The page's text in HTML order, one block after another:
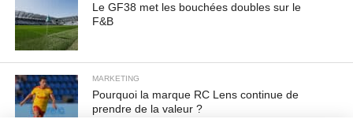
Le GF38 met les bouchées doubles sur le
F&B
MARKETING
Pourquoi la marque RC Lens continue de
prendre de la valeur ?